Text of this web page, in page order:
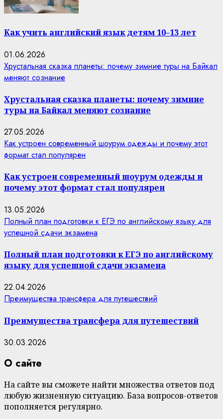
Как учить английский язык детям 10–13 лет
01.06.2026
Хрустальная сказка планеты: почему зимние туры на Байкал
меняют сознание
Хрустальная сказка планеты: почему зимние
туры на Байкал меняют сознание
27.05.2026
Как устроен современный шоурум одежды и почему этот
формат стал популярен
Как устроен современный шоурум одежды и
почему этот формат стал популярен
13.05.2026
Полный план подготовки к ЕГЭ по английскому языку для
успешной сдачи экзамена
Полный план подготовки к ЕГЭ по английскому
языку для успешной сдачи экзамена
22.04.2026
Преимущества трансфера для путешествий
Преимущества трансфера для путешествий
30.03.2026
О сайте
На сайте вы сможете найти множества ответов под
любую жизненную ситуацию. База вопросов-ответов
пополняется регулярно.